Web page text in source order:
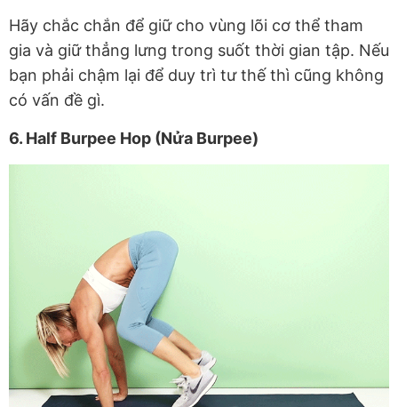
Hãy chắc chắn để giữ cho vùng lõi cơ thể tham
gia và giữ thẳng lưng trong suốt thời gian tập. Nếu
bạn phải chậm lại để duy trì tư thế thì cũng không
có vấn đề gì.
6. Half Burpee Hop (Nửa Burpee)